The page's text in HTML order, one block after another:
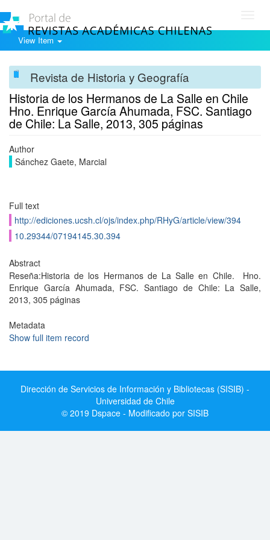
View Item
Revista de Historia y Geografía
Historia de los Hermanos de La Salle en Chile
Hno. Enrique García Ahumada, FSC. Santiago
de Chile: La Salle, 2013, 305 páginas
Author
Sánchez Gaete, Marcial
Full text
http://ediciones.ucsh.cl/ojs/index.php/RHyG/article/view/394
10.29344/07194145.30.394
Abstract
Reseña:Historia de los Hermanos de La Salle en Chile. Hno.
Enrique García Ahumada, FSC. Santiago de Chile: La Salle,
2013, 305 páginas
Metadata
Show full item record
Dirección de Servicios de Información y Bibliotecas (SISIB) -
Universidad de Chile
© 2019 Dspace - Modificado por SISIB